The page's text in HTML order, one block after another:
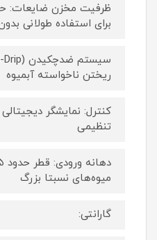
برای استفاده طولانی
ریختن ناخواسته آبمیوه
تنظیمی
میوه‌های نسبتا بزرگ
گارانتی: